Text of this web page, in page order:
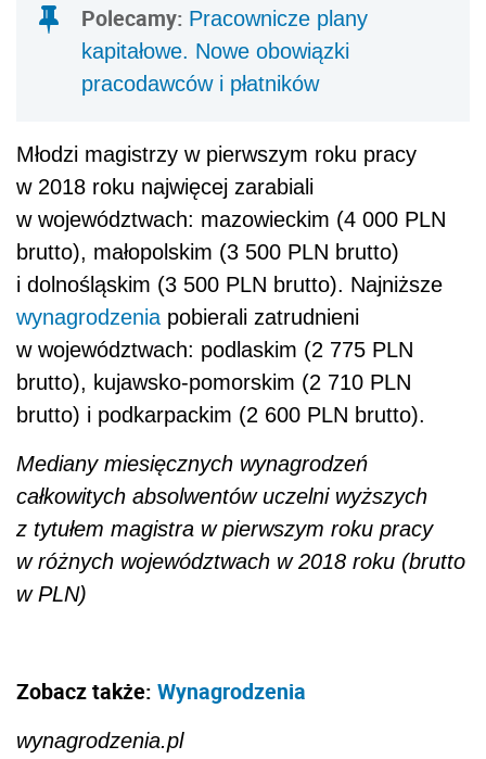
Polecamy: Pracownicze plany
kapitałowe. Nowe obowiązki
pracodawców i płatników
Młodzi magistrzy w pierwszym roku pracy
w 2018 roku najwięcej zarabiali
w województwach: mazowieckim (4 000 PLN
brutto), małopolskim (3 500 PLN brutto)
i dolnośląskim (3 500 PLN brutto). Najniższe
wynagrodzenia pobierali zatrudnieni
w województwach: podlaskim (2 775 PLN
brutto), kujawsko-pomorskim (2 710 PLN
brutto) i podkarpackim (2 600 PLN brutto).
Mediany miesięcznych wynagrodzeń
całkowitych absolwentów uczelni wyższych
z tytułem magistra w pierwszym roku pracy
w różnych województwach w 2018 roku (brutto
w PLN)
Zobacz także: Wynagrodzenia
wynagrodzenia.pl